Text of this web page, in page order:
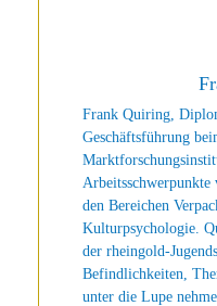
Frank Quiring,
Geschäftsführung
den Bereichen
Kulturpsychologie.
der rheingold-
Befindlichkeiten,
unter die Lupe